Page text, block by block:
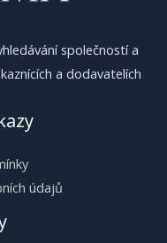
společností a
a dodavatelích
údajů